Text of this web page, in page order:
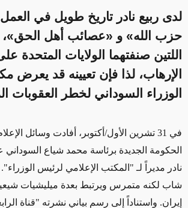
لدى ربيع نادر تاريخ طويل في
حزب الله» و «عصائب أهل الحق»،
اللتين صنفتهما الولايات المتحدة
الإرهاب، لذا فإن تعيينه قد يعرض
الوزراء السوداني لخطر العقوبات
في 31 تشرين الأول/أكتوبر، أفادت وسائل
الحكومة الجديدة برئاسة محمد شياع
نادر مديراً لـ "المكتب الإعلامي لرئيس
شاب لكنه متمرس ويرتبط بعدة ميليشيات
إيران. واستناداً إلى رسم بياني نشرته "قناة